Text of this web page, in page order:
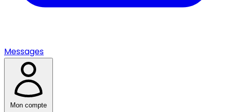
Messages
Mon compte